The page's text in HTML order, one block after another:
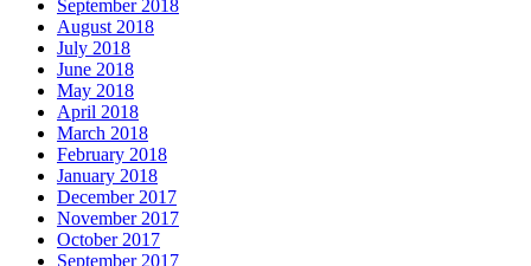
September 2018
August 2018
July 2018
June 2018
May 2018
April 2018
March 2018
February 2018
January 2018
December 2017
November 2017
October 2017
September 2017